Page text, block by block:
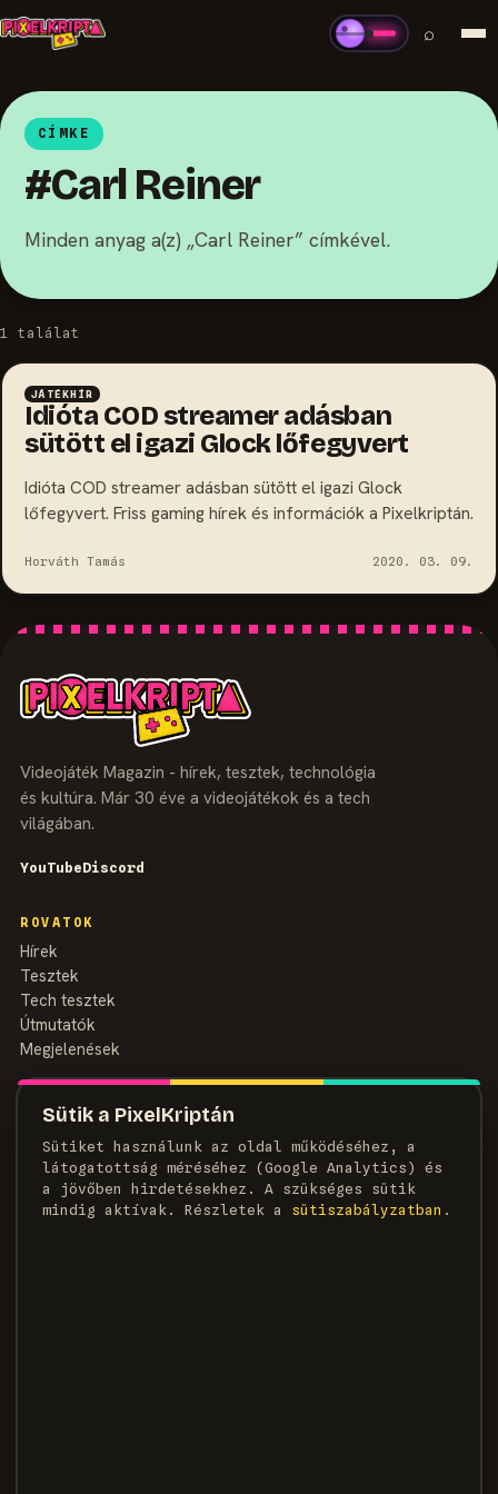
Sütik a PixelKriptán
Sütiket használunk az oldal működéséhez, a
látogatottság méréséhez (Google Analytics) és
a jövőben hirdetésekhez. A szükséges sütik
mindig aktívak. Részletek a
süti­szabályzatban .
⌕
CÍMKE
#Carl Reiner
Minden anyag a(z) „Carl Reiner” címkével.
1 találat
JÁTÉKHÍR
Idióta COD streamer adásban
sütött el igazi Glock lőfegyvert
Idióta COD streamer adásban sütött el igazi Glock
lőfegyvert. Friss gaming hírek és információk a Pixelkriptán.
Horváth Tamás 2020. 03. 09.
Videojáték Magazin - hírek, tesztek, technológia
és kultúra. Már 30 éve a videojátékok és a tech
világában.
YouTubeDiscord
ROVATOK
Hírek
Tesztek
Tech tesztek
Útmutatók
Megjelenések
MAGAZIN
Szerzők
Médiaajánlat
Kapcsolat